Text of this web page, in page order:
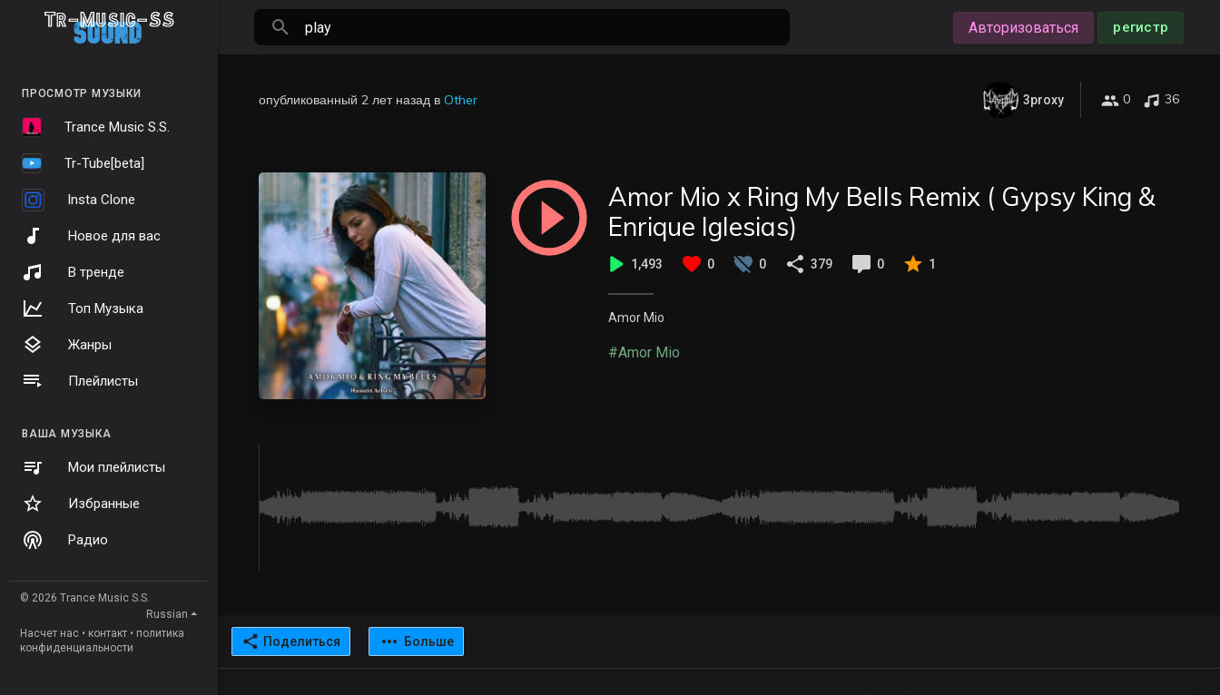
ПРОСМОТР МУЗЫКИ
Trance Music S.S.
Tr-Tube[beta]
Insta Clone
Новое для вас
В тренде
Топ Музыка
Жанры
Плейлисты
ВАША МУЗЫКА
Мои плейлисты
Избранные
Радио
© 2026 Trance Music S.S.
Russian
Насчет нас • контакт • политика
конфиденциальности
Авторизоваться регистр
опубликованный 2 лет назад в Other 3proxy 0 36
Amor Mio x Ring My Bells Remix ( Gypsy King &
Enrique Iglesias)
1,493 0 0 379 0 1
Amor Mio
#Amor Mio
Поделиться Больше